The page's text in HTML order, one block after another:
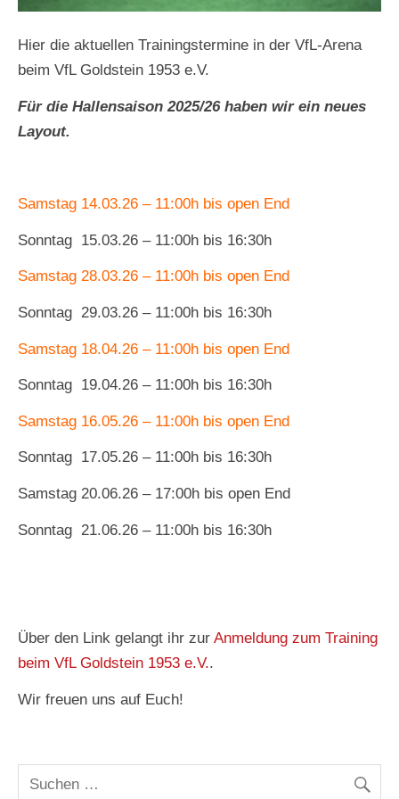
Hier die aktuellen Trainingstermine in der VfL-Arena
beim VfL Goldstein 1953 e.V.
Für die Hallensaison 2025/26 haben wir ein neues
Layout.
Samstag 14.03.26 – 11:00h bis open End
Sonntag 15.03.26 – 11:00h bis 16:30h
Samstag 28.03.26 – 11:00h bis open End
Sonntag 29.03.26 – 11:00h bis 16:30h
Samstag 18.04.26 – 11:00h bis open End
Sonntag 19.04.26 – 11:00h bis 16:30h
Samstag 16.05.26 – 11:00h bis open End
Sonntag 17.05.26 – 11:00h bis 16:30h
Samstag 20.06.26 – 17:00h bis open End
Sonntag 21.06.26 – 11:00h bis 16:30h
Über den Link gelangt ihr zurAnmeldung zum Training
beim VfL Goldstein 1953 e.V..
Wir freuen uns auf Euch!